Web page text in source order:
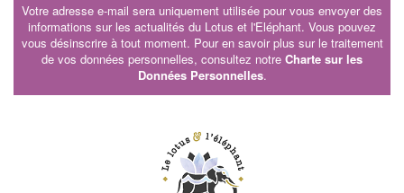
Votre adresse e-mail sera uniquement utilisée pour vous envoyer des
informations sur les actualités du Lotus et l'Eléphant. Vous pouvez
vous désinscrire à tout moment. Pour en savoir plus sur le traitement
de vos données personnelles, consultez notre Charte sur les
Données Personnelles.